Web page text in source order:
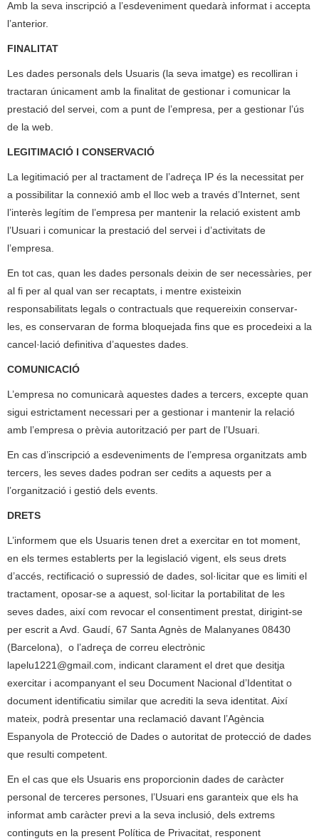
Amb la seva inscripció a l’esdeveniment quedarà informat i accepta
l’anterior.
FINALITAT
Les dades personals dels Usuaris (la seva imatge) es recolliran i
tractaran únicament amb la finalitat de gestionar i comunicar la
prestació del servei, com a punt de l’empresa, per a gestionar l’ús
de la web.
LEGITIMACIÓ I CONSERVACIÓ
La legitimació per al tractament de l’adreça IP és la necessitat per
a possibilitar la connexió amb el lloc web a través d’Internet, sent
l’interès legítim de l’empresa per mantenir la relació existent amb
l’Usuari i comunicar la prestació del servei i d’activitats de
l’empresa.
En tot cas, quan les dades personals deixin de ser necessàries, per
al fi per al qual van ser recaptats, i mentre existeixin
responsabilitats legals o contractuals que requereixin conservar-
les, es conservaran de forma bloquejada fins que es procedeixi a la
cancel·lació definitiva d’aquestes dades.
COMUNICACIÓ
L’empresa no comunicarà aquestes dades a tercers, excepte quan
sigui estrictament necessari per a gestionar i mantenir la relació
amb l’empresa o prèvia autorització per part de l’Usuari.
En cas d’inscripció a esdeveniments de l’empresa organitzats amb
tercers, les seves dades podran ser cedits a aquests per a
l’organització i gestió dels events.
DRETS
L’informem que els Usuaris tenen dret a exercitar en tot moment,
en els termes establerts per la legislació vigent, els seus drets
d’accés, rectificació o supressió de dades, sol·licitar que es limiti el
tractament, oposar-se a aquest, sol·licitar la portabilitat de les
seves dades, així com revocar el consentiment prestat, dirigint-se
per escrit a Avd. Gaudí, 67 Santa Agnès de Malanyanes 08430
(Barcelona), o l’adreça de correu electrònic
lapelu1221@gmail.com, indicant clarament el dret que desitja
exercitar i acompanyant el seu Document Nacional d’Identitat o
document identificatiu similar que acrediti la seva identitat. Així
mateix, podrà presentar una reclamació davant l’Agència
Espanyola de Protecció de Dades o autoritat de protecció de dades
que resulti competent.
En el cas que els Usuaris ens proporcionin dades de caràcter
personal de terceres persones, l’Usuari ens garanteix que els ha
informat amb caràcter previ a la seva inclusió, dels extrems
continguts en la present Política de Privacitat, responent